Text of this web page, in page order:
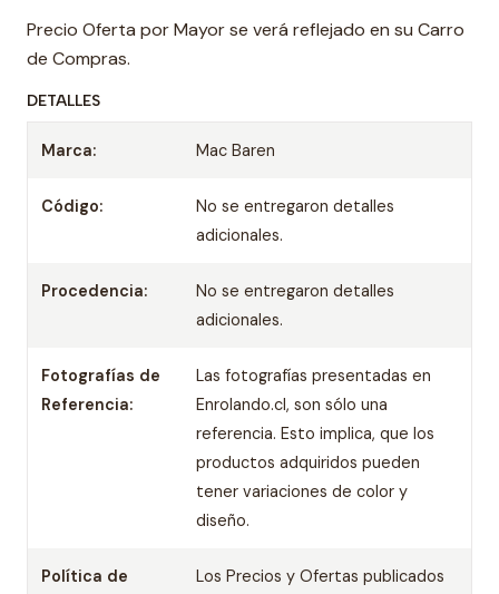
Precio Oferta por Mayor se verá reflejado en su Carro
de Compras.
DETALLES
Marca: Mac Baren
Código:
No se entregaron detalles
adicionales.
Procedencia:
No se entregaron detalles
adicionales.
Fotografías de
Referencia:
Las fotografías presentadas en
Enrolando.cl, son sólo una
referencia. Esto implica, que los
productos adquiridos pueden
tener variaciones de color y
diseño.
Política de
Los Precios y Ofertas publicados